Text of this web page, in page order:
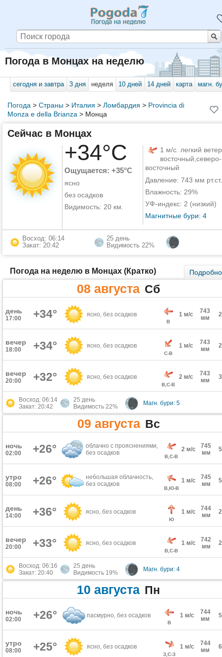
Погода в Монцах на неделю
сегодня и завтра 3 дня неделя 10 дней 14 дней карта магн.
Погода > Страны> Италия > Ломбардия > Provincia di
Monza e della Brianza > Монца
Сейчас в Монцах
+34°C
Ощущается: +35°C
ясно
без осадков
Видимость: 20 км.
1 м/с. легкий
восточный,северо-
восточный
Давление: 743 мм рт.ст.
Влажность: 29%
УФ-индекс: 2 (низкий)
Магнитные бури: 4
Восход: 06:14
Закат: 20:42
25 день
Видимость 22%
Погода на неделю в Монцах (Кратко) Подробно
08 августа Сб
день
17:00 +34° ясно, без осадков
В
1 м/с
743
мм
вечер
18:00 +34° ясно, без осадков
С-В
1 м/с
743
мм
вечер
20:00 +32° ясно, без осадков
В,С-В
2 м/с
743
мм
Восход: 06:14
Закат: 20:42
25 день
Видимость 22%
Магн. бури: 5
09 августа Вс
ночь
02:00 +26°
облачно с прояснениями,
без осадков
В,С-В
2 м/с
745
мм
утро
08:00 +26°
небольшая облачность,
без осадков
В,Ю-В
1 м/с
745
мм
день
14:00 +36° ясно, без осадков
Ю
1 м/с
744
мм
вечер
20:00 +33° ясно, без осадков
В,С-В
1 м/с
742
мм
Восход: 06:16
Закат: 20:40
25 день
Видимость 19%
Магн. бури: 4
10 августа Пн
ночь
02:00 +26° пасмурно, без осадков
В
1 м/с
744
мм
утро
08:00 +25° ясно, без осадков
З,С-З
1 м/с
744
мм